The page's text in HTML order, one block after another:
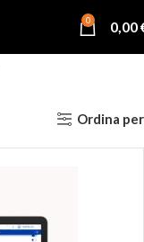
0 0,00
Ordina per